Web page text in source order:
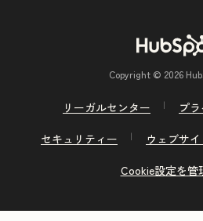
Copyright © 2026
リーガルセンター
プ
セキュリティー
ウェブサ
Cookie設定を管